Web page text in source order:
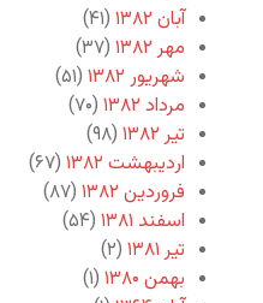
آبان ۱۳۸۲
(۴۱)
مهر ۱۳۸۲
(۳۷)
شهریور ۱۳۸۲
(۵۱)
مرداد ۱۳۸۲
(۷۰)
تیر ۱۳۸۲
(۹۸)
اردیبهشت ۱۳۸۲
(۶۷)
فروردین ۱۳۸۲
(۸۷)
اسفند ۱۳۸۱
(۵۴)
تیر ۱۳۸۱
(۲)
بهمن ۱۳۸۰
(۱)